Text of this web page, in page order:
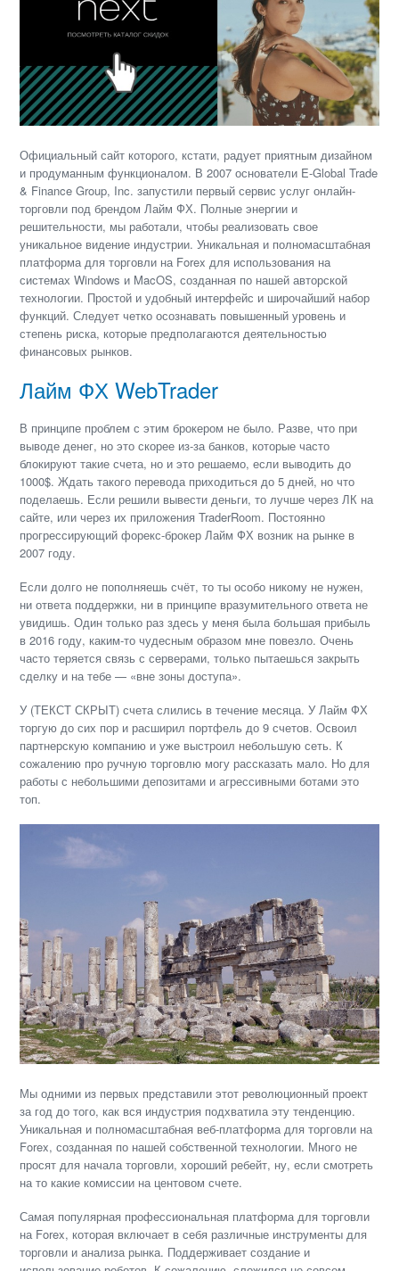
Официальный сайт которого, кстати, радует приятным дизайном
и продуманным функционалом. В 2007 основатели E-Global Trade
& Finance Group, Inc. запустили первый сервис услуг онлайн-
торговли под брендом Лайм ФХ. Полные энергии и
решительности, мы работали, чтобы реализовать свое
уникальное видение индустрии. Уникальная и полномасштабная
платформа для торговли на Forex для использования на
системах Windows и MacOS, созданная по нашей авторской
технологии. Простой и удобный интерфейс и широчайший набор
функций. Следует четко осознавать повышенный уровень и
степень риска, которые предполагаются деятельностью
финансовых рынков.
Лайм ФХ WebTrader
В принципе проблем с этим брокером не было. Разве, что при
выводе денег, но это скорее из-за банков, которые часто
блокируют такие счета, но и это решаемо, если выводить до
1000$. Ждать такого перевода приходиться до 5 дней, но что
поделаешь. Если решили вывести деньги, то лучше через ЛК на
сайте, или через их приложения TraderRoom. Постоянно
прогрессирующий форекс-брокер Лайм ФХ возник на рынке в
2007 году.
Если долго не пополняешь счёт, то ты особо никому не нужен,
ни ответа поддержки, ни в принципе вразумительного ответа не
увидишь. Один только раз здесь у меня была большая прибыль
в 2016 году, каким-то чудесным образом мне повезло. Очень
часто теряется связь с серверами, только пытаешься закрыть
сделку и на тебе — «вне зоны доступа».
У (ТЕКСТ СКРЫТ) счета слились в течение месяца. У Лайм ФХ
торгую до сих пор и расширил портфель до 9 счетов. Освоил
партнерскую компанию и уже выстроил небольшую сеть. К
сожалению про ручную торговлю могу рассказать мало. Но для
работы с небольшими депозитами и агрессивными ботами это
топ.
Мы одними из первых представили этот революционный проект
за год до того, как вся индустрия подхватила эту тенденцию.
Уникальная и полномасштабная веб-платформа для торговли на
Forex, созданная по нашей собственной технологии. Много не
просят для начала торговли, хороший ребейт, ну, если смотреть
на то какие комиссии на центовом счете.
Самая популярная профессиональная платформа для торговли
на Forex, которая включает в себя различные инструменты для
торговли и анализа рынка. Поддерживает создание и